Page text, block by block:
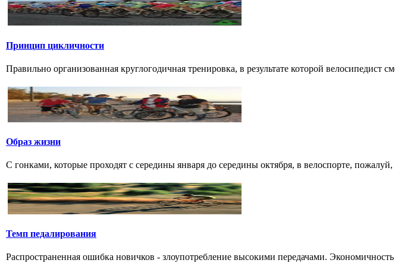
Принцип цикличности
Правильно организованная круглогодичная тренировка, в результате которой велосипедист
Образ жизни
С гонками, которые проходят с середины января до середины октября, в велоспорте,
Темп педалирования
Распространенная ошибка новичков - злоупотребление высокими передачами.